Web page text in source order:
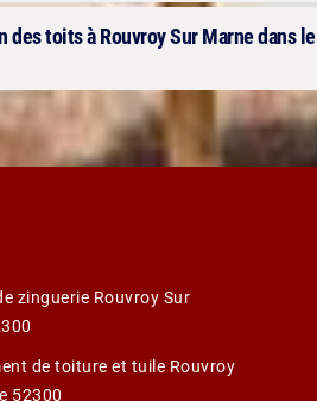
toits à Rouvroy Sur Marne dans le
zinguerie Rouvroy Sur
de toiture et tuile Rouvroy
52300